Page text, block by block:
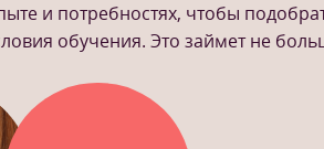
и потребностях, чтобы
обучения. Это займет не